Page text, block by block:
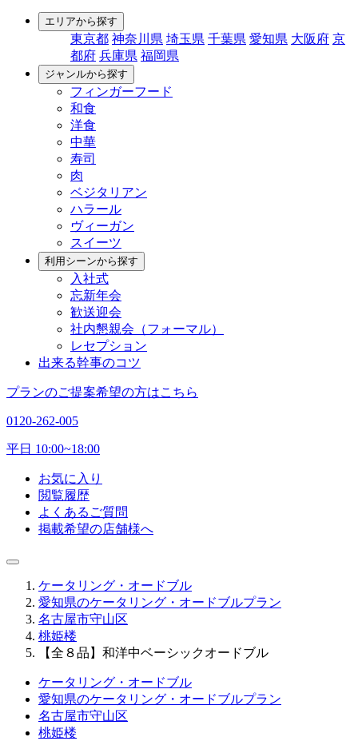
エリアから探す
東京都 神奈川県 埼玉県 千葉県 愛知県 大阪府 京
都府 兵庫県 福岡県
ジャンルから探す
フィンガーフード
和食
洋食
中華
寿司
肉
ベジタリアン
ハラール
ヴィーガン
スイーツ
利用シーンから探す
入社式
忘新年会
歓送迎会
社内懇親会（フォーマル）
レセプション
出来る幹事のコツ
プランのご提案希望の方はこちら
0120-262-005
平日 10:00~18:00
お気に入り
閲覧履歴
よくあるご質問
掲載希望の店舗様へ
ケータリング・オードブル
愛知県のケータリング・オードブルプラン
名古屋市守山区
桃姫楼
【全８品】和洋中ベーシックオードブル
ケータリング・オードブル
愛知県のケータリング・オードブルプラン
名古屋市守山区
桃姫楼